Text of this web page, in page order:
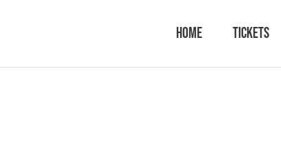
Home Tickets